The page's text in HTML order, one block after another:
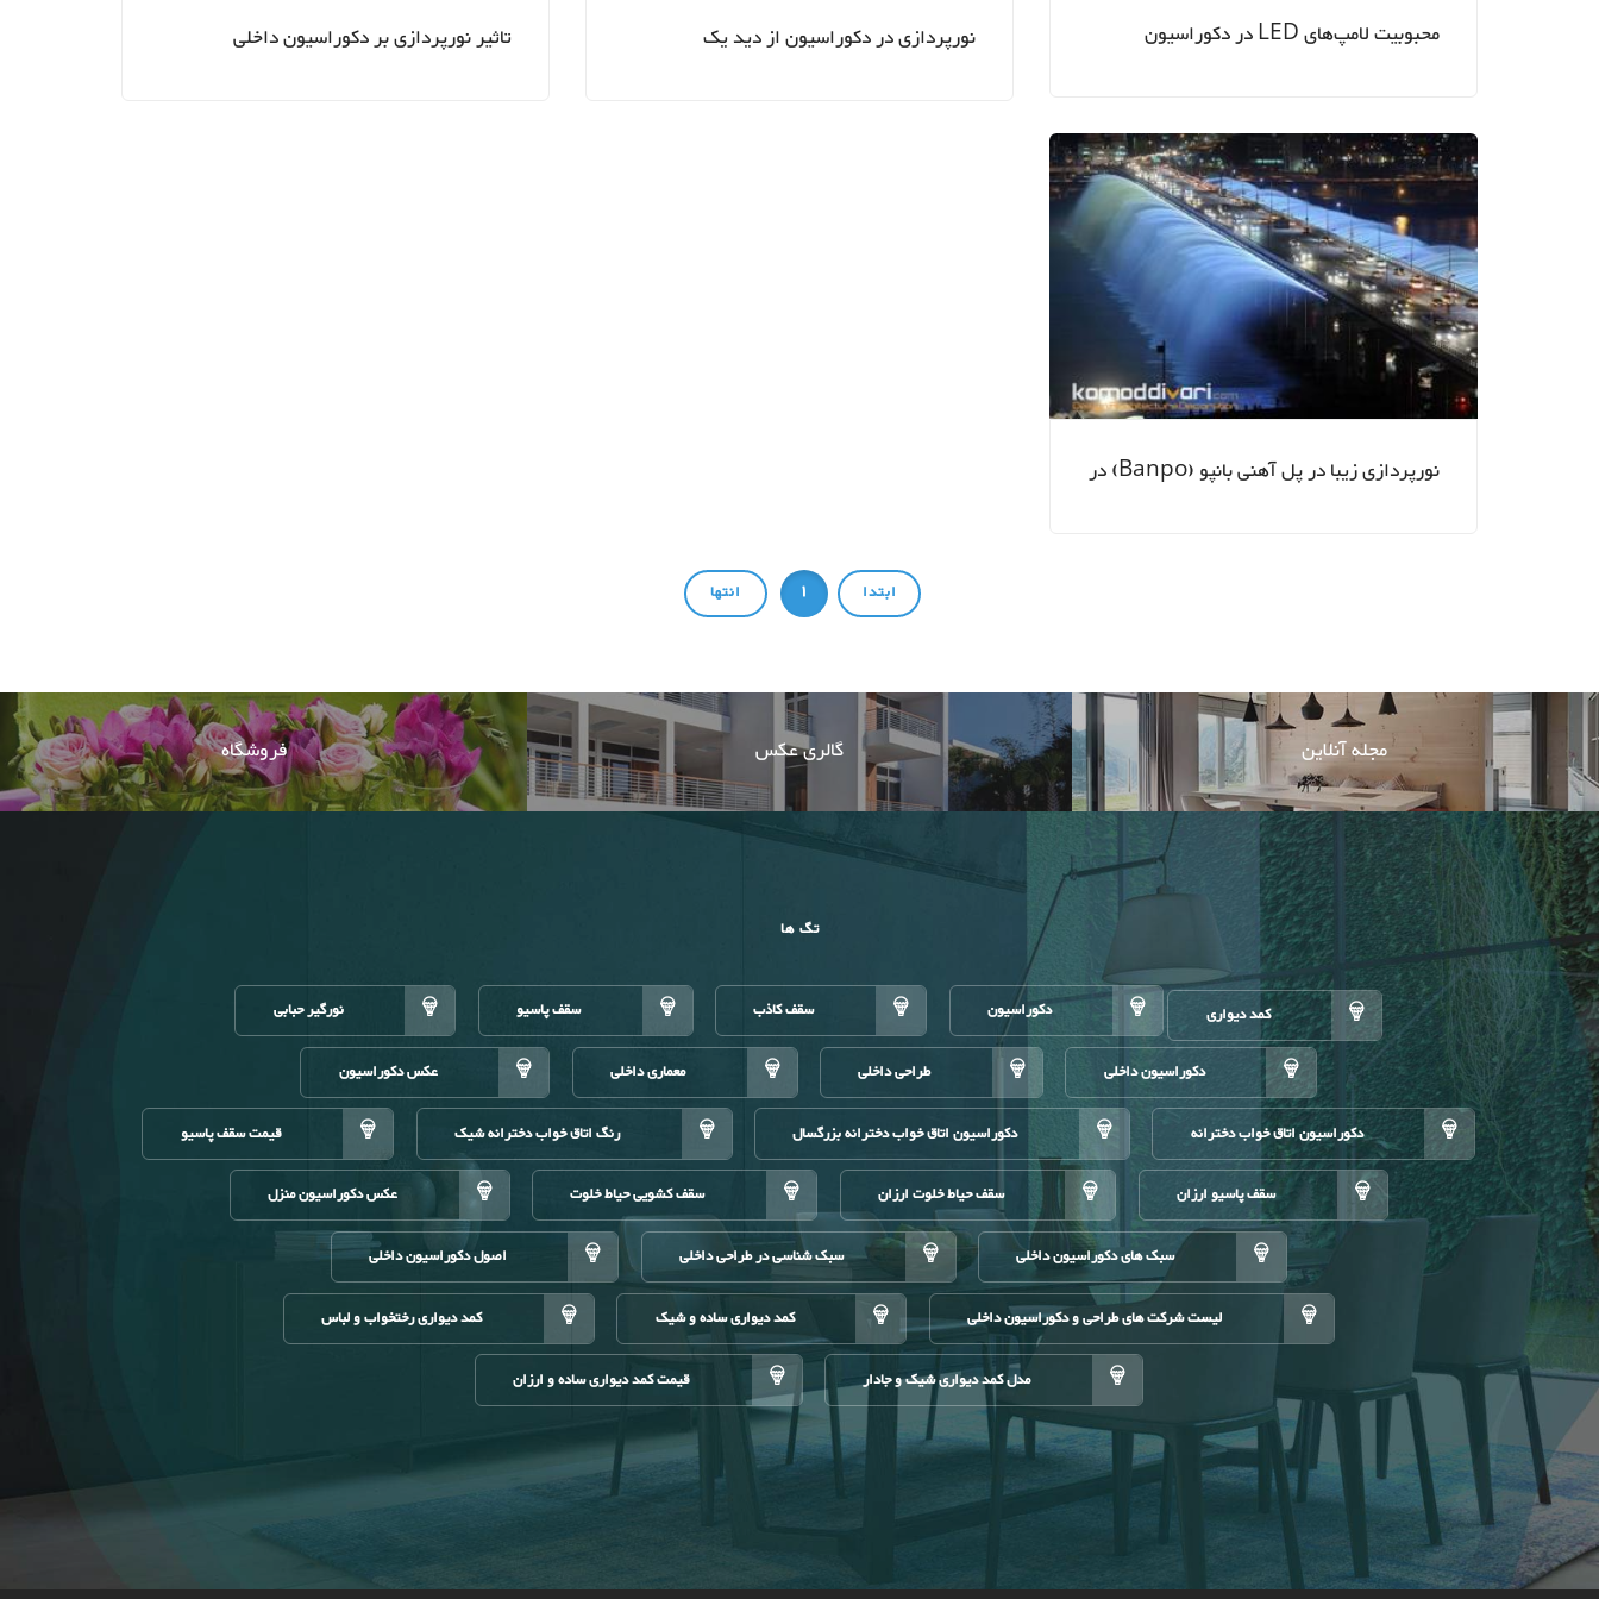
محبوبیت لامپ‌های LED در دکوراسیون تاثیر نورپردازی بر دکوراسیون داخلی
نورپردازی در دکوراسیون از دید یک
نورپردازی زیبا در پل آهنی بانپو (Banpo) در
1
مجله آنلاین گالری عکس فروشگاه
تگ ها
کمد دیواری دکوراسیون سقف کاذب سقف پاسیو نورگیر حبابی
دکوراسیون داخلی طراحی داخلی معماری داخلی عکس دکوراسیون
دکوراسیون اتاق خواب دخترانه دکوراسیون اتاق خواب دخترانه بزرگسال رنگ اتاق خواب دخترانه شیک قیمت سقف پاسیو
سقف پاسیو ارزان سقف حیاط خلوت ارزان سقف کشویی حیاط خلوت عکس دکوراسیون منزل
سبک های دکوراسیون داخلی سبک شناسی در طراحی داخلی اصول دکوراسیون داخلی
لیست شرکت های طراحی و دکوراسیون داخلی کمد دیواری ساده و شیک کمد دیواری رختخواب و لباس
مدل کمد دیواری شیک و جادار قیمت کمد دیواری ساده و ارزان